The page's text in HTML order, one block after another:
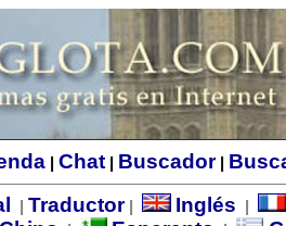
Chat Buscador|
Traductor| Inglés